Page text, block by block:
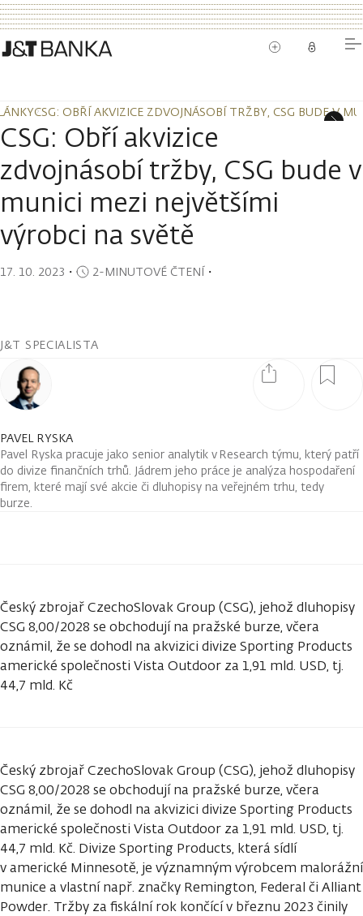
CSG: OBŘÍ AKVIZICE ZDVOJNÁSOBÍ TRŽBY, CSG BUDE V
CSG: OBŘÍ AKVIZICE ZDVOJNÁSOBÍ TRŽBY, CSG BUDE V
CSG: Obří akvizice
zdvojnásobí tržby, CSG bude v
munici mezi největšími
výrobci na světě
17. 10. 2023 ・ 2-MINUTOVÉ ČTENÍ・
J&T SPECIALISTA
PAVEL RYSKA
Pavel Ryska pracuje jako senior analytik v Research týmu, který patří
do divize finančních trhů. Jádrem jeho práce je analýza hospodaření
firem, které mají své akcie či dluhopisy na veřejném trhu, tedy
burze.
Český zbrojař CzechoSlovak Group (CSG), jehož dluhopisy
CSG 8,00/2028 se obchodují na pražské burze, včera
oznámil, že se dohodl na akvizici divize Sporting Products
americké společnosti Vista Outdoor za 1,91 mld. USD, tj.
44,7 mld. Kč
Český zbrojař CzechoSlovak Group (CSG), jehož dluhopisy
CSG 8,00/2028 se obchodují na pražské burze, včera
oznámil, že se dohodl na akvizici divize Sporting Products
americké společnosti Vista Outdoor za 1,91 mld. USD, tj.
44,7 mld. Kč. Divize Sporting Products, která sídlí
v americké Minnesotě, je významným výrobcem malorážní
munice a vlastní např. značky Remington, Federal či Alliant
Powder. Tržby za fiskální rok končící v březnu 2023 činily